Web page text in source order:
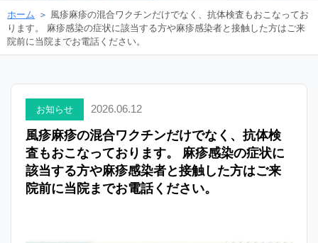
ホーム
風疹麻疹の混合ワクチンだけでなく、抗体検査もおこなってお
ります。 麻疹感染の症状に該当する方や麻疹感染者と接触した方はご来
院前に当院までお電話ください。
お知らせ 2026.06.12
風疹麻疹の混合ワクチンだけでなく、抗体検
査もおこなっております。 麻疹感染の症状に
該当する方や麻疹感染者と接触した方はご来
院前に当院までお電話ください。